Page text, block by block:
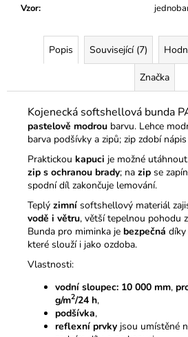
Vzor:
Popis Související (7)
Značka
Kojenecká softshellová bunda
pastelově modrou barvu. Lehce
barva podšívky a zipů; zip zdobí
Praktickou kapuci je možné
zip s ochranou brady; na zip se
spodní díl zakončuje lemování.
Teplý zimní softshellový materiál
vodě i větru, větší tepelnou pohodu
Bunda pro miminka je bezpečná díky
které slouží i jako ozdoba.
Vlastnosti:
vodní sloupec: 10 000 mm,
g/m2/24 h,
podšívka,
reflexní prvky jsou umístěné